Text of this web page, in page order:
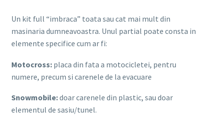
Un kit full “imbraca” toata sau cat mai mult din
masinaria dumneavoastra. Unul partial poate consta in
elemente specifice cum ar fi:
Motocross: placa din fata a motocicletei, pentru
numere, precum si carenele de la evacuare
Snowmobile:doar carenele din plastic, sau doar
elementul de sasiu/tunel.